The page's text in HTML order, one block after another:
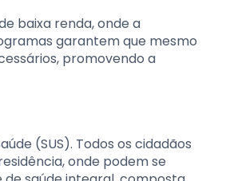
baixa renda, onde a
garantem que mesmo
promovendo a
(SUS). Todos os cidadãos
onde podem se